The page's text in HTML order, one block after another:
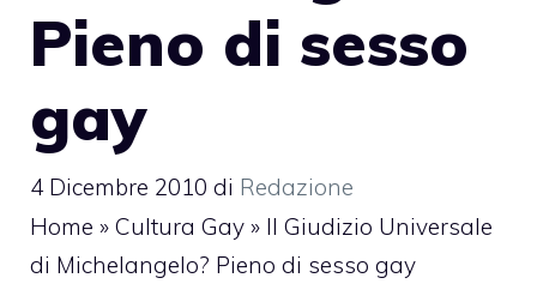
Pieno di sesso
gay
4 Dicembre 2010 di Redazione
Home » Cultura Gay » Il Giudizio Universale
di Michelangelo? Pieno di sesso gay